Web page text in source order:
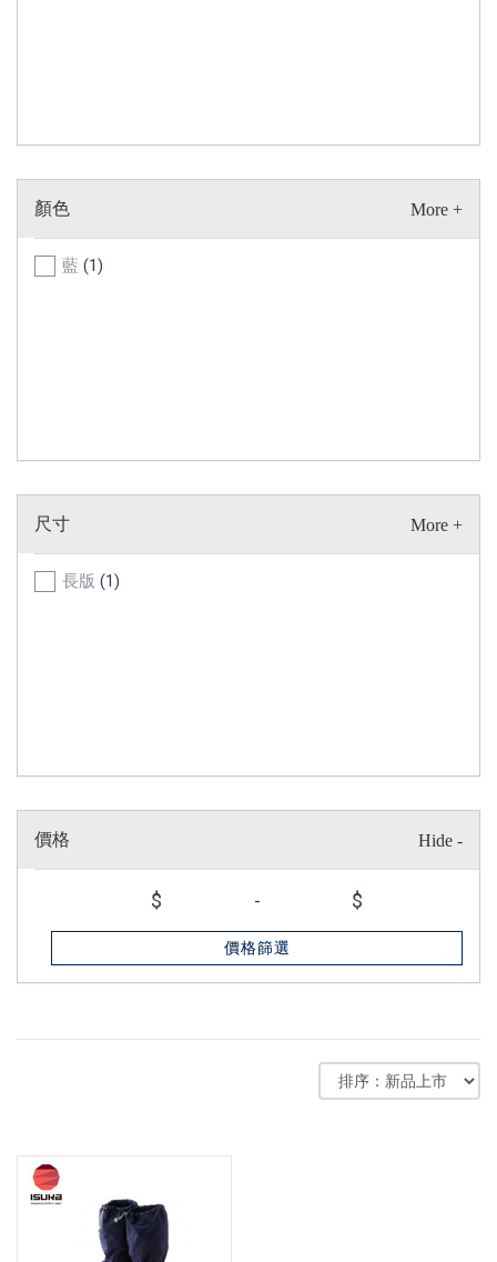
顏色
藍 (1)
尺寸
長版 (1)
價格
$ - $
價格篩選